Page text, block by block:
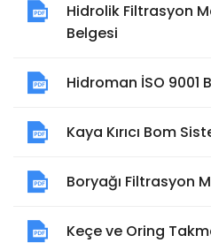
Hidrolik Filtrasyon
Belgesi
Hidroman İSO 9001
Kaya Kırıcı Bom
Boryağı Filtrasyon
Keçe ve Oring